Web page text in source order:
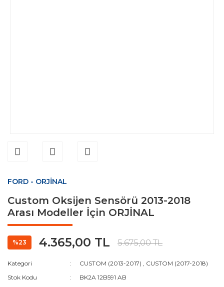
FORD - ORJİNAL
Custom Oksijen Sensörü 2013-2018
Arası Modeller İçin ORJİNAL
%23 4.365,00 TL 5.675,00 TL
Kategori CUSTOM (2013-2017) , CUSTOM (2017-2018)
Stok Kodu
BK2A 12B591 AB